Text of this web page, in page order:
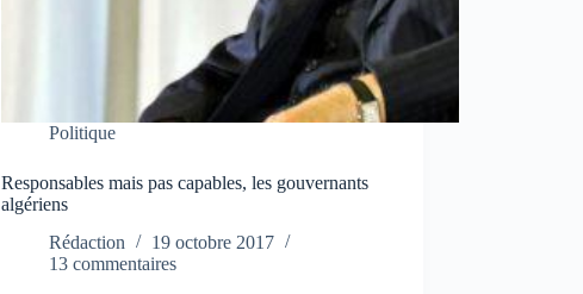
Politique
Responsables mais pas capables, les gouvernants
algériens
Rédaction
19 octobre 2017
13 commentaires